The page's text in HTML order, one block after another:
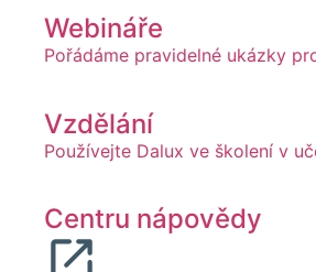
Webináře
Pořádáme pravidelné ukázky
Vzdělání
Používejte Dalux ve školení v
Centru nápovědy